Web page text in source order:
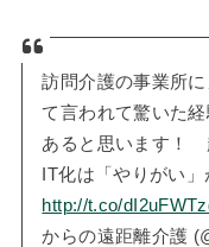
訪問介護の事業所
て言われて驚いた
あると思います！
IT化は「やりがい」
http://t.co/
からの遠距離介護